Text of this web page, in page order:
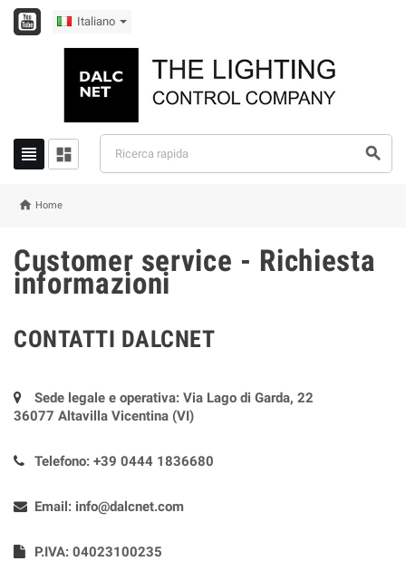
Italiano
  
 Home
Customer service - Richiesta
informazioni
CONTATTI DALCNET
Sede legale e operativa: Via Lago di Garda, 22
36077 Altavilla Vicentina (VI)
Telefono: +39 0444 1836680
Email: info@dalcnet.com
P.IVA: 04023100235